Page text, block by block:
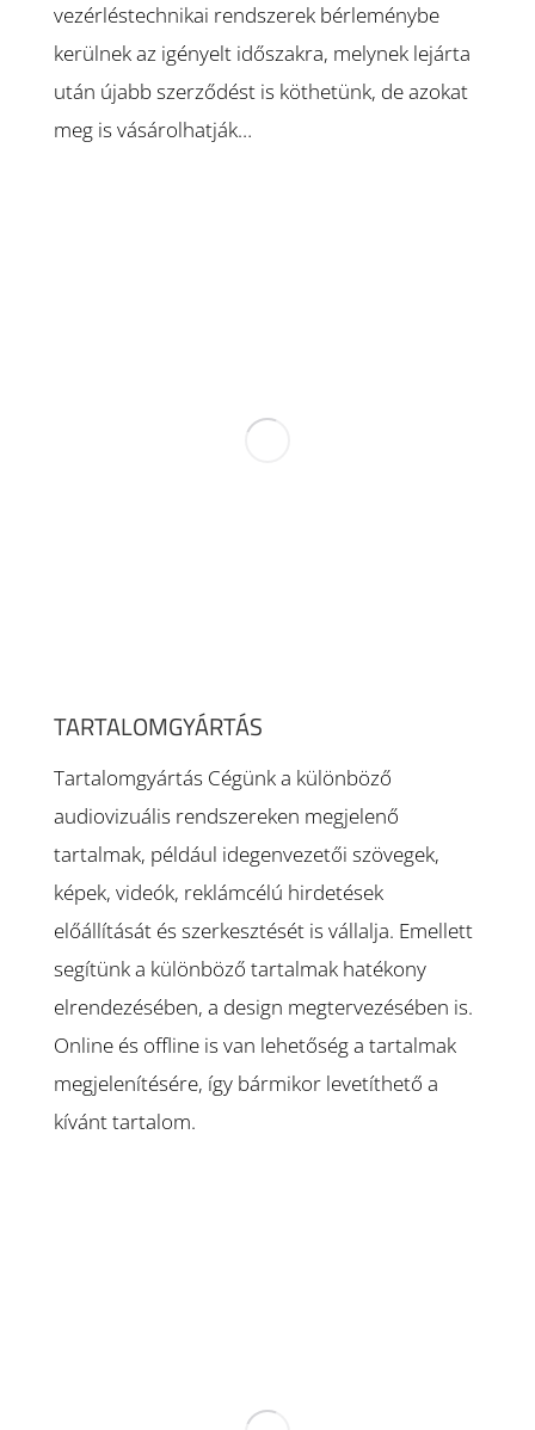
vezérléstechnikai rendszerek bérleménybe
kerülnek az igényelt időszakra, melynek lejárta
után újabb szerződést is köthetünk, de azokat
meg is vásárolhatják…
TARTALOMGYÁRTÁS
Tartalomgyártás Cégünk a különböző
audiovizuális rendszereken megjelenő
tartalmak, például idegenvezetői szövegek,
képek, videók, reklámcélú hirdetések
előállítását és szerkesztését is vállalja. Emellett
segítünk a különböző tartalmak hatékony
elrendezésében, a design megtervezésében is.
Online és offline is van lehetőség a tartalmak
megjelenítésére, így bármikor levetíthető a
kívánt tartalom.